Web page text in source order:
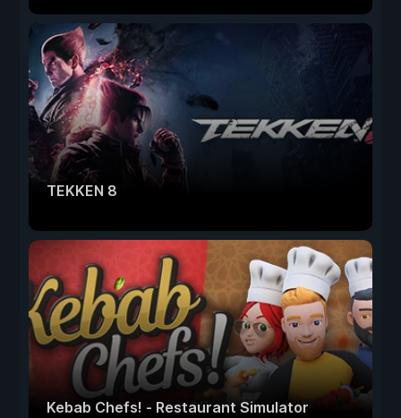
TEKKEN 8
Kebab Chefs! - Restaurant Simulator